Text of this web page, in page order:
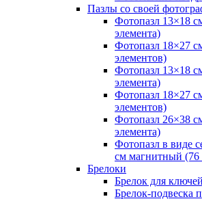
Пазлы со своей
Фотопазл 13×18
элемента)
Фотопазл 18×27
элементов)
Фотопазл 13×18
элемента)
Фотопазл 18×27
элементов)
Фотопазл 26×38
элемента)
Фотопазл в виде
см магнитный (76
Брелоки
Брелок для
Брелок-подвеска